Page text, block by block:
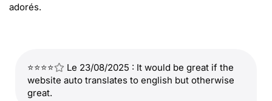
adorés.
⭐⭐⭐⭐
Le 23/08/2025 : It would be great if the
website auto translates to english but otherwise
great.